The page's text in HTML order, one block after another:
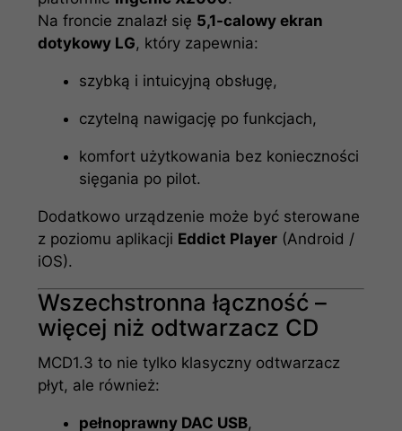
Na froncie znalazł się 5,1-calowy ekran
dotykowy LG, który zapewnia:
szybką i intuicyjną obsługę,
czytelną nawigację po funkcjach,
komfort użytkowania bez konieczności
sięgania po pilot.
Dodatkowo urządzenie może być sterowane
z poziomu aplikacji Eddict Player (Android /
iOS).
Wszechstronna łączność –
więcej niż odtwarzacz CD
MCD1.3 to nie tylko klasyczny odtwarzacz
płyt, ale również:
pełnoprawny DAC USB,